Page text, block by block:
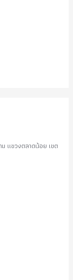
แขวงตลาดน้อย เขต